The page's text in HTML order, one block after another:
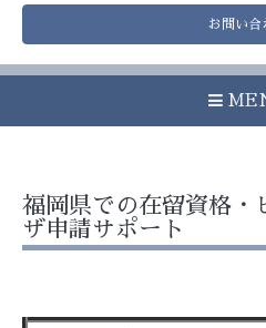
お問い合
福岡県での在留資格・
ザ申請サポート